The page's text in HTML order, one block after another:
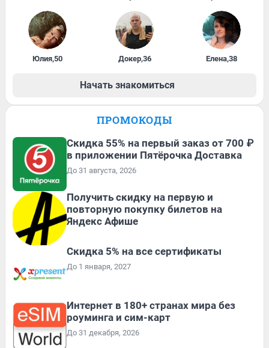
Юлия,50 Докер,36 Елена,38
Начать знакомиться
ПРОМОКОДЫ
Скидка 55% на первый заказ от 700 ₽
в приложении Пятёрочка Доставка
До 31 августа, 2026
Получить скидку на первую и
повторную покупку билетов на
Яндекс Афише
Скидка 5% на все сертификаты
До 1 января, 2027
Интернет в 180+ странах мира без
роуминга и сим-карт
До 31 декабря, 2026